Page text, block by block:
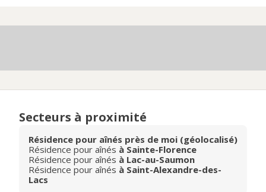
Secteurs à proximité
Résidence pour aînés près de moi (géolocalisé)
Résidence pour aînés à Sainte-Florence
Résidence pour aînés à Lac-au-Saumon
Résidence pour aînés à Saint-Alexandre-des-
Lacs